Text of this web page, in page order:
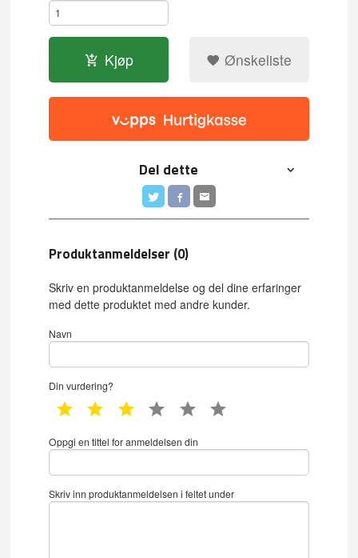
Kjøp Ønskeliste
Del dette
Produktanmeldelser (0)
Skriv en produktanmeldelse og del dine erfaringer
med dette produktet med andre kunder.
Navn
Din vurdering?
1 star 2 star 3 star 4 star 5 star
Oppgi en tittel for anmeldelsen din
Skriv inn produktanmeldelsen i feltet under